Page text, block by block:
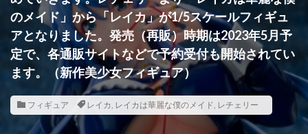
のメイド」から「レイカ」が1/5スケールフィギュ
アとなりました。発売（再販）時期は2023年5月予
定で、各通販サイトなどで予約受付も開始されてい
ます。（新作美少女フィギュア）
フィギュア レイカ, レイカは華麗な僕のメイド, レチェリー